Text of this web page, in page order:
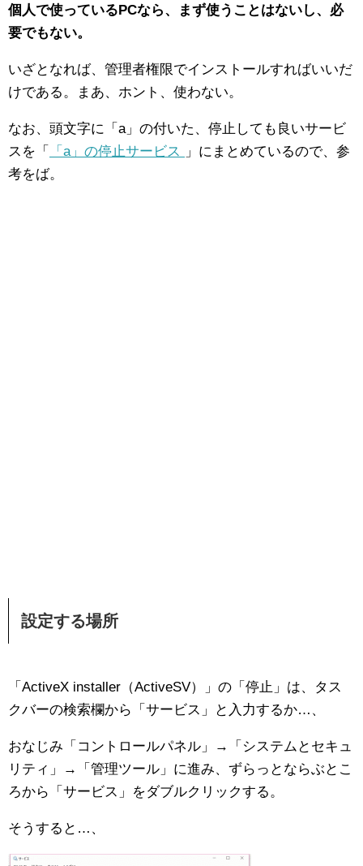
個人で使っているPCなら、まず使うことはないし、必
要でもない。
いざとなれば、管理者権限でインストールすればいいだ
けである。まあ、ホント、使わない。
なお、頭文字に「a」の付いた、停止しても良いサービ
スを「
「a」の停止サービス
」にまとめているので、参
考をば。
設定する場所
「ActiveX installer（ActiveSV）」の「停止」は、タス
クバーの検索欄から「サービス」と入力するか…、
おなじみ「コントロールパネル」→「システムとセキュ
リティ」→「管理ツール」に進み、ずらっとならぶとこ
ろから「サービス」をダブルクリックする。
そうすると…、